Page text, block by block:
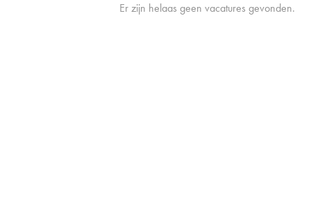
Er zijn helaas geen vacatures gevonden.